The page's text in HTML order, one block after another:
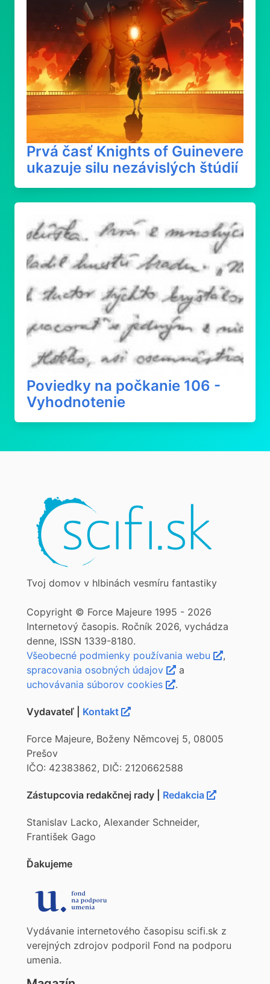
Prvá časť Knights of Guinevere
ukazuje silu nezávislých štúdií
Poviedky na počkanie 106 -
Vyhodnotenie
Tvoj domov v hlbinách vesmíru fantastiky
Copyright © Force Majeure 1995 - 2026
Internetový časopis. Ročník 2026, vychádza
denne, ISSN 1339-8180.
Všeobecné podmienky používania webu
,
spracovania osobných údajov
a
uchovávania súborov cookies
.
Vydavateľ | Kontakt
Force Majeure, Boženy Němcovej 5, 08005
Prešov
IČO: 42383862, DIČ: 2120662588
Zástupcovia redakčnej rady | Redakcia
Stanislav Lacko, Alexander Schneider,
František Gago
Ďakujeme
Vydávanie internetového časopisu scifi.sk z
verejných zdrojov podporil Fond na podporu
umenia.